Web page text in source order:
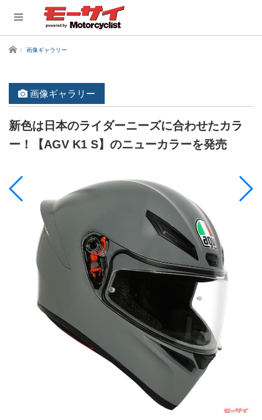
ホーム 画像ギャラリー
画像ギャラリー
新色は日本のライダーニーズに合わせたカラ
ー！【AGV K1 S】のニューカラーを発売